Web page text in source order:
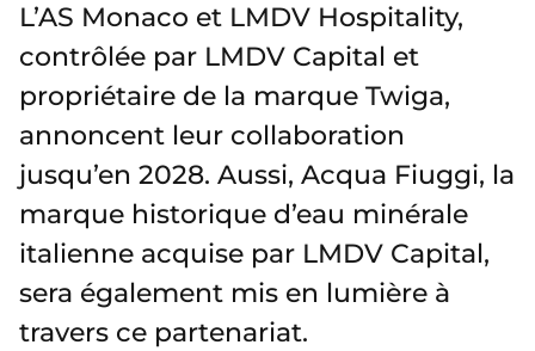
L’AS Monaco et LMDV Hospitality,
contrôlée par LMDV Capital et
propriétaire de la marque Twiga,
annoncent leur collaboration
jusqu’en 2028. Aussi, Acqua Fiuggi, la
marque historique d’eau minérale
italienne acquise par LMDV Capital,
sera également mis en lumière à
travers ce partenariat.